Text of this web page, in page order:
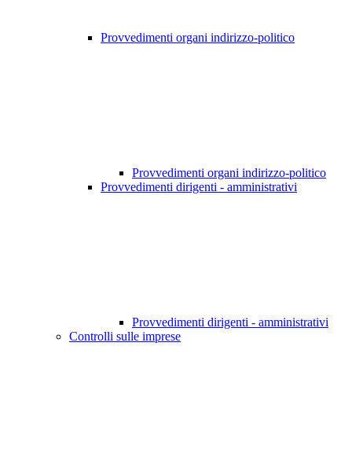
Provvedimenti organi indirizzo-politico
Provvedimenti organi indirizzo-politico
Provvedimenti dirigenti - amministrativi
Provvedimenti dirigenti - amministrativi
Controlli sulle imprese